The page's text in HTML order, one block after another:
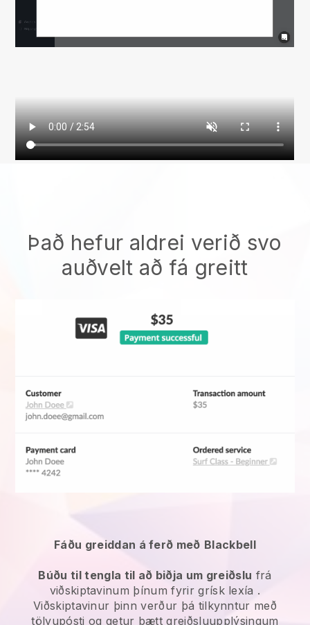
Það hefur aldrei verið svo
auðvelt að fá greitt
Fáðu greiddan á ferð með Blackbell
Búðu til tengla til að biðja um greiðslu frá
viðskiptavinum þínum fyrirgrísk lexía .
Viðskiptavinur þinn verður þá tilkynntur með
tölvupósti og getur bætt greiðsluupplýsingum